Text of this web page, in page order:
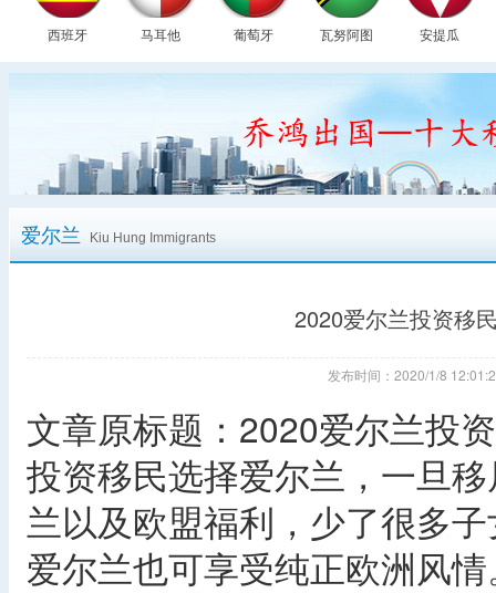
西班牙 马耳他 葡萄牙 瓦努阿图 安提瓜
爱尔兰 Kiu Hung Immigrants
2020爱尔兰投资移
发布时间：2020/1/8
文章原标题：2020爱尔兰投
投资移民选择爱尔兰，一旦
兰以及欧盟福利，少了很多
爱尔兰也可享受纯正欧洲风